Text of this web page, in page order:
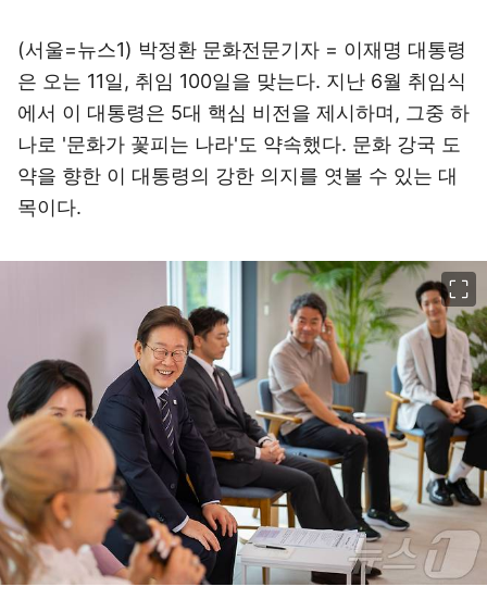
(서울=뉴스1) 박정환 문화전문기자 = 이재명 대통령
은 오는 11일, 취임 100일을 맞는다. 지난 6월 취임식
에서 이 대통령은 5대 핵심 비전을 제시하며, 그중 하
나로 '문화가 꽃피는 나라'도 약속했다. 문화 강국 도
약을 향한 이 대통령의 강한 의지를 엿볼 수 있는 대
목이다.